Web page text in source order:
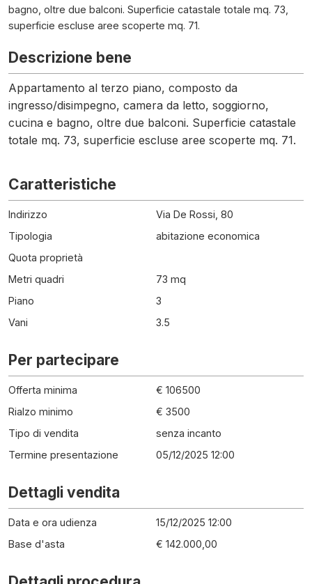
bagno, oltre due balconi. Superficie catastale totale mq. 73,
superficie escluse aree scoperte mq. 71.
Descrizione bene
Appartamento al terzo piano, composto da
ingresso/disimpegno, camera da letto, soggiorno,
cucina e bagno, oltre due balconi. Superficie catastale
totale mq. 73, superficie escluse aree scoperte mq. 71.
Caratteristiche
Indirizzo
Via De Rossi, 80
Tipologia
abitazione economica
Quota proprietà
Metri quadri
73 mq
Piano
3
Vani
3.5
Per partecipare
Offerta minima
€ 106500
Rialzo minimo
€ 3500
Tipo di vendita
senza incanto
Termine presentazione
05/12/2025 12:00
Dettagli vendita
Data e ora udienza
15/12/2025 12:00
Base d'asta
€ 142.000,00